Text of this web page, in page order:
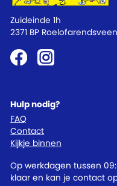
Hulp nodig?
FAQ
Contact
Kijkje binnen
Op werkdagen tussen
klaar en kan je contact
Zuideinde 1h
2371 BP Roelofarendsveen